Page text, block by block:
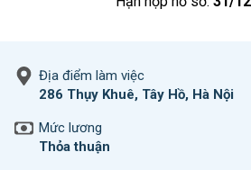
Địa điểm làm việc
286 Thụy Khuê, Tây Hồ, Hà Nội
Mức lương
Thỏa thuận